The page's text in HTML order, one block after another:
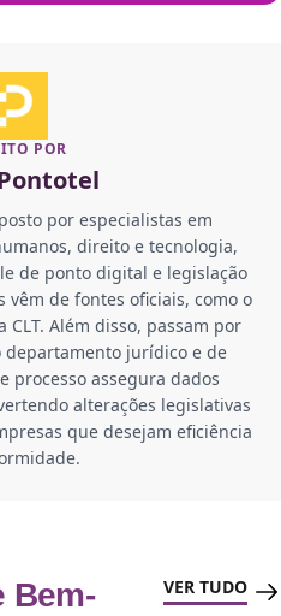
POR
por especialistas em
direito e tecnologia,
de ponto digital e legislação
vêm de fontes oficiais, como o
CLT. Além disso, passam por
departamento jurídico e de
processo assegura dados
alterações legislativas
que desejam eficiência
Bem-
VER TUDO